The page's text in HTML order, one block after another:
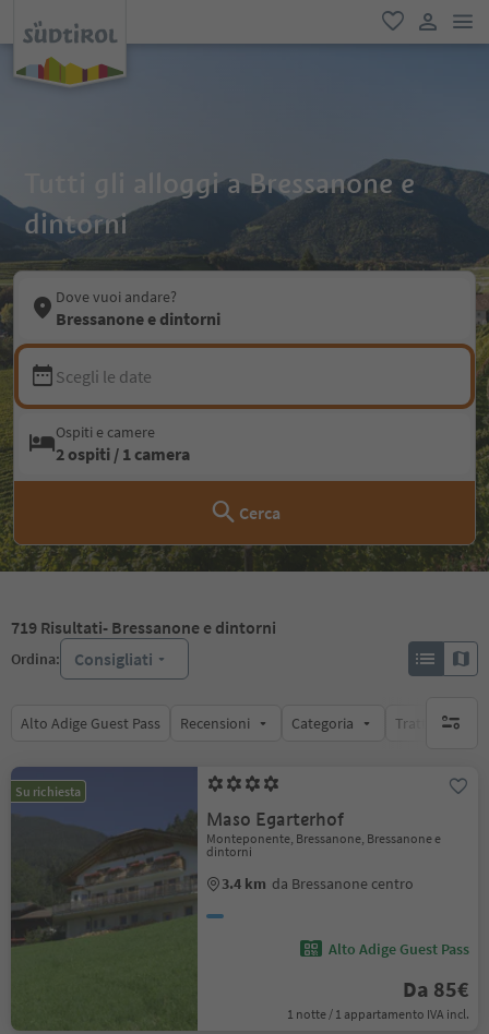
favoriti
user link
Tutti gli alloggi a Bressanone e
dintorni
Dove vuoi andare?
Bressanone e dintorni
Scegli le date
Ospiti e camere
2 ospiti / 1 camera
Cerca
719 Risultati- Bressanone e dintorni
Ordina: Consigliati
Alto Adige Guest Pass Recensioni Categoria Trattamento
Su richiesta
Maso Egarterhof
Monteponente, Bressanone, Bressanone e
dintorni
3.4 km da Bressanone centro
Alto Adige Guest Pass
Da 85€
1 notte / 1 appartamento IVA incl.